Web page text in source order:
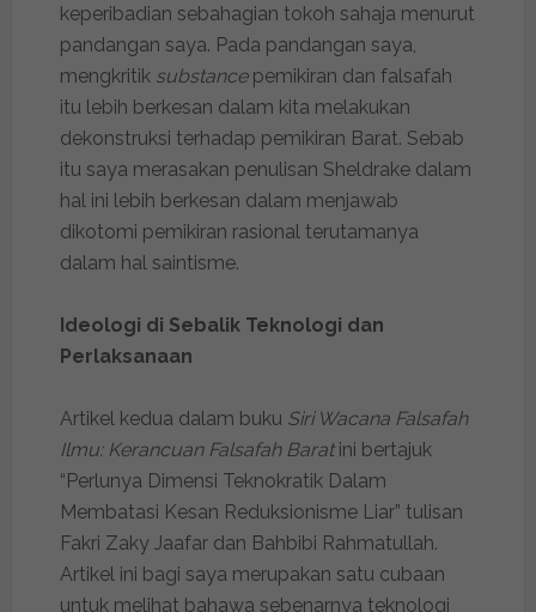
keperibadian sebahagian tokoh sahaja menurut
pandangan saya. Pada pandangan saya,
mengkritik substancepemikiran dan falsafah
itu lebih berkesan dalam kita melakukan
dekonstruksi terhadap pemikiran Barat. Sebab
itu saya merasakan penulisan Sheldrake dalam
hal ini lebih berkesan dalam menjawab
dikotomi pemikiran rasional terutamanya
dalam hal saintisme.
Ideologi di Sebalik Teknologi dan
Perlaksanaan
Artikel kedua dalam buku Siri Wacana Falsafah
Ilmu: Kerancuan Falsafah Baratini bertajuk
“Perlunya Dimensi Teknokratik Dalam
Membatasi Kesan Reduksionisme Liar” tulisan
Fakri Zaky Jaafar dan Bahbibi Rahmatullah.
Artikel ini bagi saya merupakan satu cubaan
untuk melihat bahawa sebenarnya teknologi